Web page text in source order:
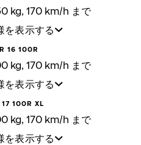
kg, 170 km/h まで
を表示する
16 100R
kg, 170 km/h まで
を表示する
100R XL
kg, 170 km/h まで
を表示する